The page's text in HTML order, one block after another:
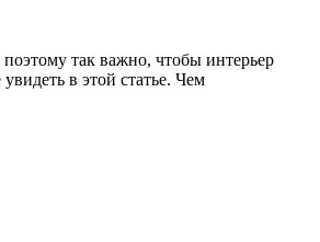
так важно, чтобы интерьер
в этой статье. Чем